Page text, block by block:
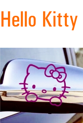
Hello Kitty